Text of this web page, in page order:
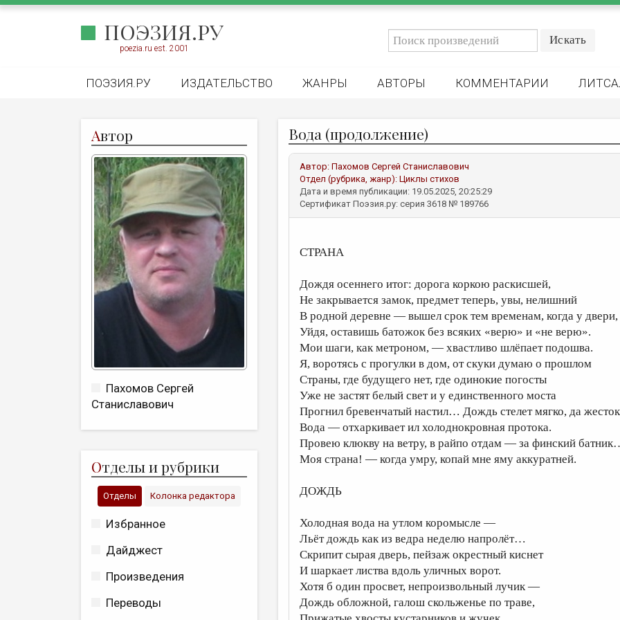
ПОЭЗИЯ.РУ
poezia.ru est. 2001
ПОЭЗИЯ.РУ ИЗДАТЕЛЬСТВО ЖАНРЫ АВТОРЫ КОММЕНТАРИИ
Автор
Пахомов Сергей
Станиславович
Отделы и рубрики
Отделы Колонка редактора
Избранное
Дайджест
Произведения
Переводы
Вода (продолжение)
Автор: Пахомов Сергей Станиславович
Отдел (рубрика, жанр): Циклы стихов
Дата и время публикации: 19.05.2025, 20:25:29
Сертификат Поэзия.ру: серия 3618 № 189766
СТРАНА
Дождя осеннего итог: дорога коркою раскисшей,
Не закрывается замок, предмет теперь, увы, нелишний
В родной деревне — вышел срок тем временам, когда у двери,
Уйдя, оставишь батожок без всяких «верю» и «не верю».
Мои шаги, как метроном, — хвастливо шлёпает подошва.
Я, воротясь с прогулки в дом, от скуки думаю о прошлом
Страны, где будущего нет, где одинокие погосты
Уже не застят белый свет и у единственного моста
Прогнил бревенчатый настил… Дождь стелет мягко, да
Вода — отхаркивает ил холоднокровная протока.
Провею клюкву на ветру, в райпо отдам — за финский
Моя страна! — когда умру, копай мне яму аккуратней.
ДОЖДЬ
Холодная вода на утлом коромысле —
Льёт дождь как из ведра неделю напролёт…
Скрипит сырая дверь, пейзаж окрестный киснет
И шаркает листва вдоль уличных ворот.
Хотя б один просвет, непроизвольный лучик —
Дождь обложной, галош скольженье по траве,